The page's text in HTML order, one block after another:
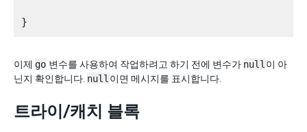
이제 go 변수를 사용하여 작업하려고 하기 전에 변수가 null 이 아
닌지 확인합니다. null 이면 메시지를 표시합니다.
트라이/캐치 블록